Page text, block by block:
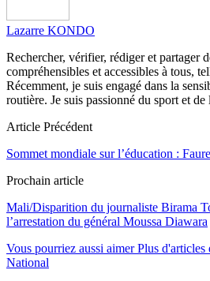
Lazarre KONDO
Rechercher, vérifier, rédiger et partager
compréhensibles et accessibles à tous,
Récemment, je suis engagé dans la
routière. Je suis passionné du sport et de
Article Précédent
Sommet mondiale sur l’éducation :
Prochain article
Mali/Disparition du journaliste Birama
l’arrestation du général Moussa Diawara
Vous pourriez aussi aimer Plus d'articles
National